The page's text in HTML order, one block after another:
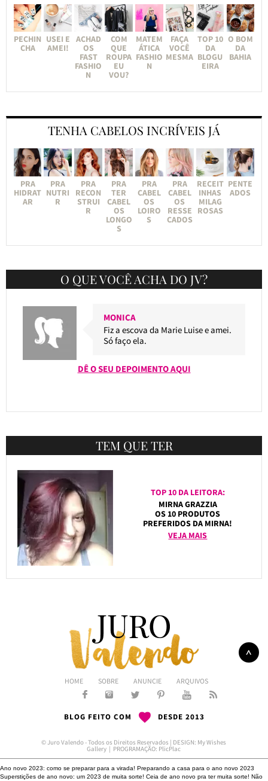
PECHIN
CHA
USEI E
AMEI!
ACHAD
OS
FAST
FASHIO
N
COM
QUE
ROUPA
EU
VOU?
MATEM
ÁTICA
FASHIO
N
FAÇA
VOCÊ
MESMA
TOP 10
DA
BLOGU
EIRA
O BOM
DA
BAHIA
TENHA CABELOS INCRÍVEIS JÁ
PRA
HIDRAT
AR
PRA
NUTRI
R
PRA
RECON
STRUI
R
PRA
TER
CABEL
OS
LONGO
S
PRA
CABEL
OS
LOIRO
S
PRA
CABEL
OS
RESSE
CADOS
RECEIT
INHAS
MILAG
ROSAS
PENTE
ADOS
O QUE VOCÊ ACHA DO JV?
MONICA
Fiz a escova da Marie Luise e amei.
Só faço ela.
DÊ O SEU DEPOIMENTO AQUI
TEM QUE TER
TOP 10 DA LEITORA:
MIRNA GRAZZIA
OS 10 PRODUTOS
PREFERIDOS DA MIRNA!
VEJA MAIS
HOME SOBRE ANUNCIE ARQUIVOS
BLOG FEITO COM DESDE 2013
© Juro Valendo - Todos os Direitos Reservados | DESIGN: My Wishes
Gallery | PROGRAMAÇÃO: PlicPlac
Ano novo 2023: como se preparar para a virada! Preparando a casa para o ano novo 2023
Superstições de ano novo: um 2023 de muita sorte! Ceia de ano novo pra ter muita sorte! Não